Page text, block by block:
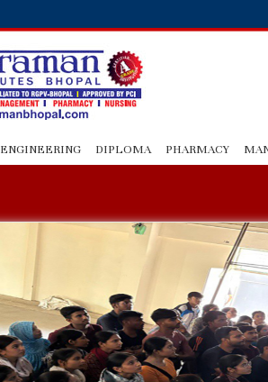
ENGINEERING DIPLOMA PHARMACY